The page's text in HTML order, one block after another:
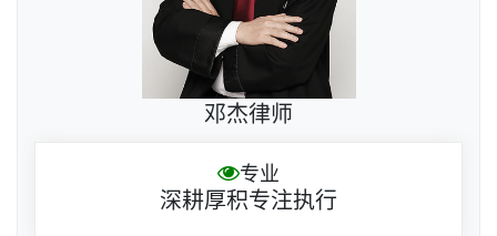
邓杰律师
专业
深耕厚积专注执行